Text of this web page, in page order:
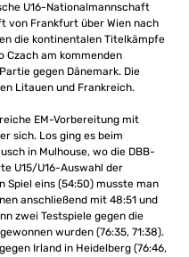
U16-Nationalmannschaft
von Frankfurt über Wien nach
die kontinentalen Titelkämpfe
Czach am kommenden
gegen Dänemark. Die
Litauen und Frankreich.
EM-Vorbereitung mit
sich. Los ging es beim
in Mulhouse, wo die DBB-
U15/U16-Auswahl der
Spiel eins (54:50) musste man
anschließend mit 48:51 und
zwei Testspiele gegen die
wurden (76:35, 71:38).
Irland in Heidelberg (76:46,